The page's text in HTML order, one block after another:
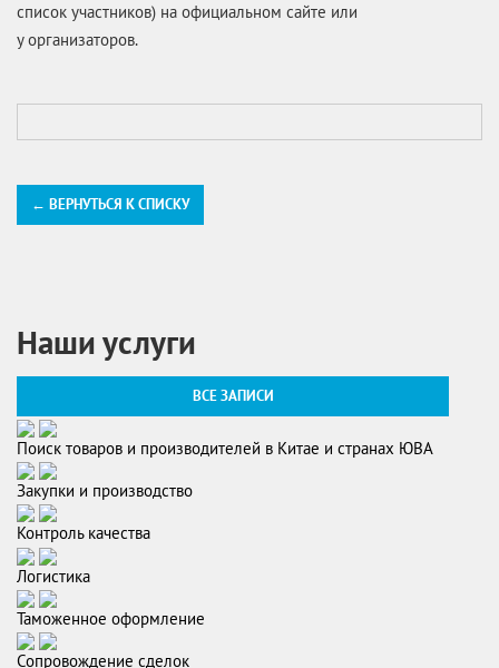
список участников) на официальном сайте или
у организаторов.
← ВЕРНУТЬСЯ К СПИСКУ
Наши услуги
ВСЕ ЗАПИСИ
Поиск товаров и производителей в Китае и странах ЮВА
Закупки и производство
Контроль качества
Логистика
Таможенное оформление
Сопровождение сделок